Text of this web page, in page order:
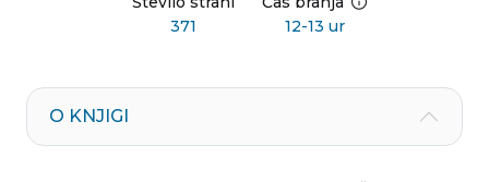
371
12-13 ur
O KNJIGI